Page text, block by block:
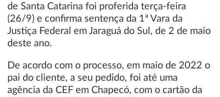
de Santa Catarina foi proferida terça-feira
(26/9) e confirma sentença da 1ª Vara da
Justiça Federal em Jaraguá do Sul, de 2 de maio
deste ano.
De acordo com o processo, em maio de 2022 o
pai do cliente, a seu pedido, foi até uma
agência da CEF em Chapecó, com o cartão da